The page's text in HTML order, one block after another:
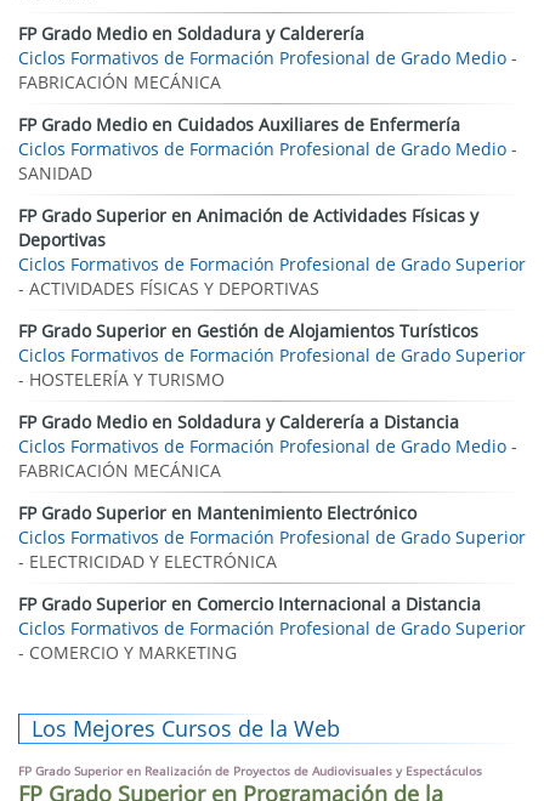
FP Grado Medio en Soldadura y Calderería
Ciclos Formativos de Formación Profesional de Grado Medio -
FABRICACIÓN MECÁNICA
FP Grado Medio en Cuidados Auxiliares de Enfermería
Ciclos Formativos de Formación Profesional de Grado Medio -
SANIDAD
FP Grado Superior en Animación de Actividades Físicas y
Deportivas
Ciclos Formativos de Formación Profesional de Grado Superior
- ACTIVIDADES FÍSICAS Y DEPORTIVAS
FP Grado Superior en Gestión de Alojamientos Turísticos
Ciclos Formativos de Formación Profesional de Grado Superior
- HOSTELERÍA Y TURISMO
FP Grado Medio en Soldadura y Calderería a Distancia
Ciclos Formativos de Formación Profesional de Grado Medio -
FABRICACIÓN MECÁNICA
FP Grado Superior en Mantenimiento Electrónico
Ciclos Formativos de Formación Profesional de Grado Superior
- ELECTRICIDAD Y ELECTRÓNICA
FP Grado Superior en Comercio Internacional a Distancia
Ciclos Formativos de Formación Profesional de Grado Superior
- COMERCIO Y MARKETING
Los Mejores Cursos de la Web
FP Grado Superior en Realización de Proyectos de Audiovisuales y Espectáculos
FP Grado Superior en Programación de la